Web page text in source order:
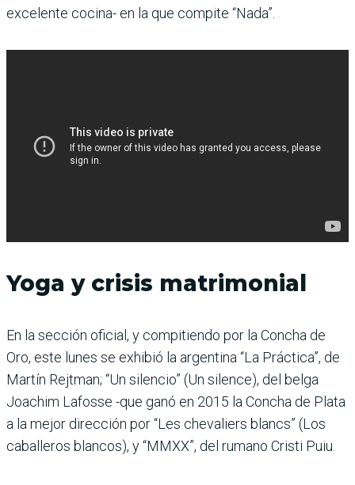
excelente cocina- en la que compite “Nada”.
Yoga y crisis matrimonial
En la sección oficial, y compitiendo por la Concha de
Oro, este lunes se exhibió la argentina “La Práctica”, de
Martín Rejtman; “Un silencio” (Un silence), del belga
Joachim Lafosse -que ganó en 2015 la Concha de Plata
a la mejor dirección por “Les chevaliers blancs” (Los
caballeros blancos), y “MMXX”, del rumano Cristi Puiu.